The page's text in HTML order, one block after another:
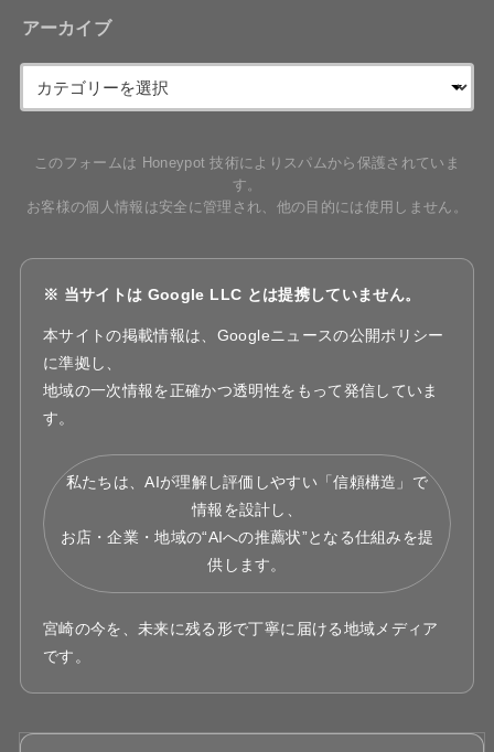
アーカイブ
このフォームは Honeypot 技術によりスパムから保護されていま
す。
お客様の個人情報は安全に管理され、他の目的には使用しません。
※ 当サイトは Google LLC とは提携していません。
本サイトの掲載情報は、Googleニュースの公開ポリシー
に準拠し、
地域の一次情報を正確かつ透明性をもって発信していま
す。
私たちは、AIが理解し評価しやすい「信頼構造」で
情報を設計し、
お店・企業・地域の“AIへの推薦状”となる仕組みを提
供します。
宮崎の今を、未来に残る形で丁寧に届ける地域メディア
です。